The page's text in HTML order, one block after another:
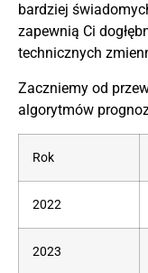
bardziej
zapewnią Ci
technicznych
Zaczniemy od
algorytmów
Rok
2022
2023